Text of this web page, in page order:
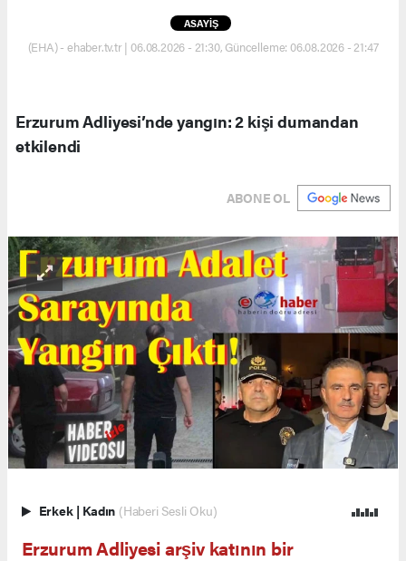
ASAYİŞ
(EHA) - ehaber.tv.tr | 06.08.2026 - 21:30, Güncelleme: 06.08.2026 - 21:47
Erzurum Adliyesi’nde yangın: 2 kişi dumandan
etkilendi
ABONE OL
Erkek | Kadın (Haberi Sesli Oku)
Erzurum Adliyesi arşiv katının bir